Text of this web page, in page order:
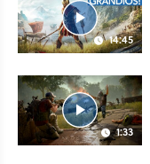
14:45
1:33